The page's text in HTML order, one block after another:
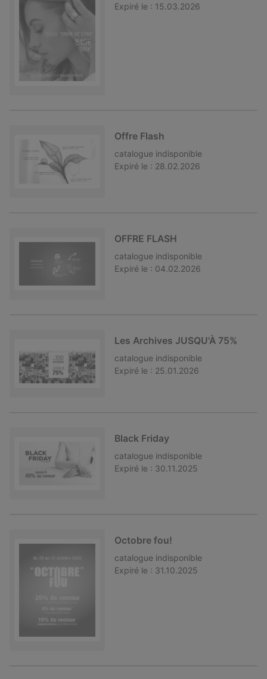
Expiré le : 15.03.2026
Offre Flash
catalogue indisponible
Expiré le : 28.02.2026
OFFRE FLASH
catalogue indisponible
Expiré le : 04.02.2026
Les Archives JUSQU'À 75%
catalogue indisponible
Expiré le : 25.01.2026
Black Friday
catalogue indisponible
Expiré le : 30.11.2025
Octobre fou!
catalogue indisponible
Expiré le : 31.10.2025